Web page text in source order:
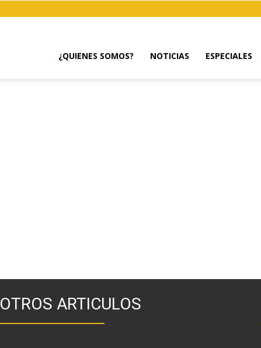
¿QUIENES SOMOS? NOTICIAS ESPECIALES
OTROS ARTICULOS